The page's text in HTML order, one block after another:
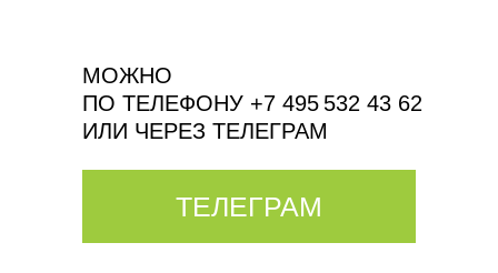
МОЖНО
ПО ТЕЛЕФОНУ +7 495 532 43 62
ИЛИ ЧЕРЕЗ ТЕЛЕГРАМ
ТЕЛЕГРАМ